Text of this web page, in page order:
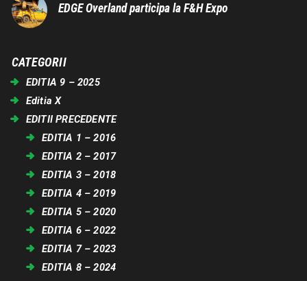
EDGE Overland participa la F&H Expo
CATEGORII
EDITIA 9 – 2025
Editia X
EDITII PRECEDENTE
EDITIA 1 – 2016
EDITIA 2 – 2017
EDITIA 3 – 2018
EDITIA 4 – 2019
EDITIA 5 – 2020
EDITIA 6 – 2022
EDITIA 7 – 2023
EDITIA 8 – 2024